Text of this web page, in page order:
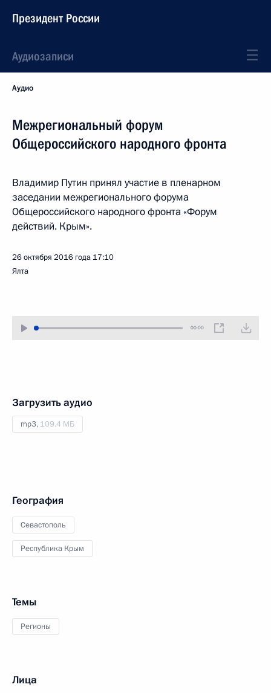
Президент России
Аудиозаписи
Аудио
Межрегиональный форум
Общероссийского народного фронта
Владимир Путин принял участие в пленарном
заседании межрегионального форума
Общероссийского народного фронта «Форум
действий. Крым».
26 октября 2016 года 17:10
Ялта
00:00
Загрузить аудио
mp3, 109.4 МБ
География
Севастополь
Республика Крым
Темы
Регионы
Лица